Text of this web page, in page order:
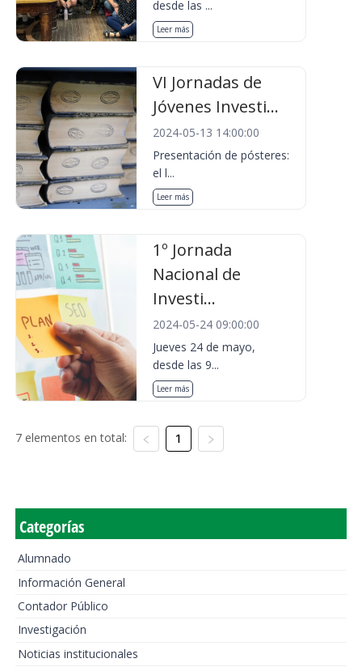
desde las ...
Leer más
VI Jornadas de
Jóvenes Investi...
2024-05-13 14:00:00
Presentación de pósteres:
el l...
Leer más
1º Jornada
Nacional de
Investi...
2024-05-24 09:00:00
Jueves 24 de mayo,
desde las 9...
Leer más
7 elementos en total: 1
Categorías
Alumnado
Información General
Contador Público
Investigación
Noticias institucionales